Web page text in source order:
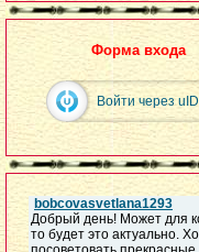
Форма входа
Войти через uID